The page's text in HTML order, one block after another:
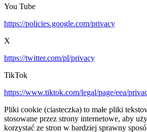
You Tube
https://policies.google.com/privacy
X
https://twitter.com/pl/privacy
TikTok
https://www.tiktok.com/legal/page/eea/
Pliki cookie (ciasteczka) to małe pliki
stosowane przez strony internetowe, aby
korzystać ze stron w bardziej sprawny